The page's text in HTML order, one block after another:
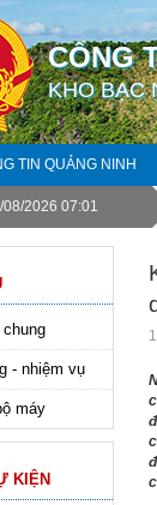
CỔNG
KHO BẠC
TIN QUẢNG NINH
2026 07:01
- nhiệm vụ
máy
KIỆN